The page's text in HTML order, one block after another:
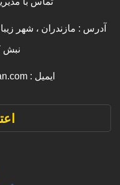
آدرس : مازندران ، شهر
نبش
ایمیل : info [@] amlak-navan.com